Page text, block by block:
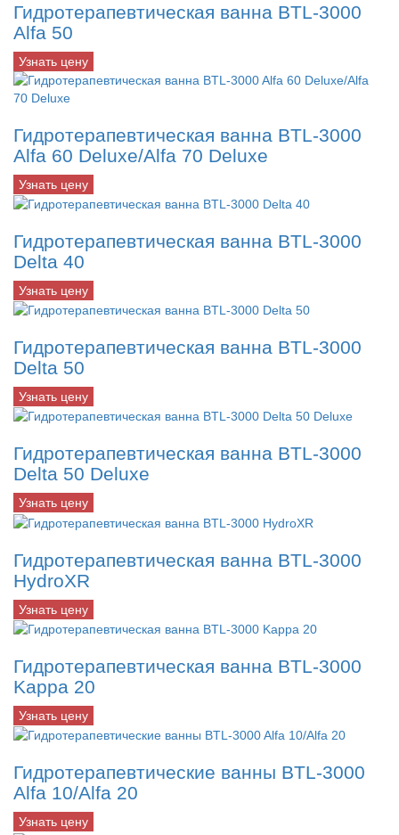
Гидротерапевтическая ванна BTL-3000
Alfa 50
Узнать цену
Гидротерапевтическая ванна BTL-3000
Alfa 60 Deluxe/Alfa 70 Deluxe
Узнать цену
Гидротерапевтическая ванна BTL-3000
Delta 40
Узнать цену
Гидротерапевтическая ванна BTL-3000
Delta 50
Узнать цену
Гидротерапевтическая ванна BTL-3000
Delta 50 Deluxe
Узнать цену
Гидротерапевтическая ванна BTL-3000
HydroXR
Узнать цену
Гидротерапевтическая ванна BTL-3000
Kappa 20
Узнать цену
Гидротерапевтические ванны BTL-3000
Alfa 10/Alfa 20
Узнать цену